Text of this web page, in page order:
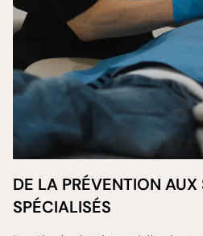
DE LA PRÉVENTION AUX
SPÉCIALISÉS